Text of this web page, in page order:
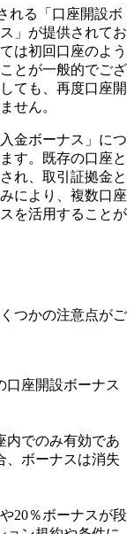
れる「口座開設ボ
」が提供されてお
は初回口座のよう
とが一般的でござ
ても、再度口座開
せん。
金ボーナス」につ
す。既存の口座と
れ、取引証拠金と
により、複数口座
を活用することが
つかの注意点がご
口座開設ボーナス
内でのみ有効であ
、ボーナスは消失
20％ボーナスが段